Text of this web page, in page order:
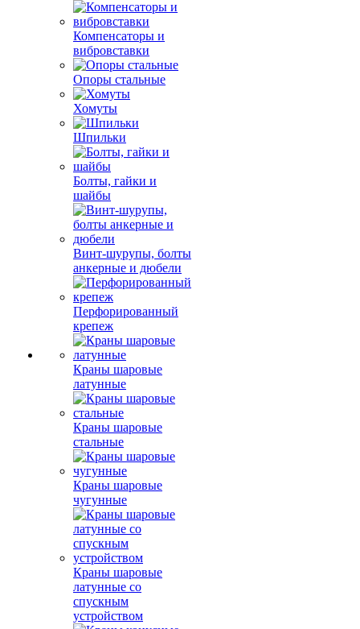
Компенсаторы и
вибровставки
Опоры стальные
Хомуты
Шпильки
Болты, гайки и
шайбы
Винт-шурупы, болты
анкерные и дюбели
Перфорированный
крепеж
Краны шаровые
латунные
Краны шаровые
стальные
Краны шаровые
чугунные
Краны шаровые
латунные со
спускным
устройством